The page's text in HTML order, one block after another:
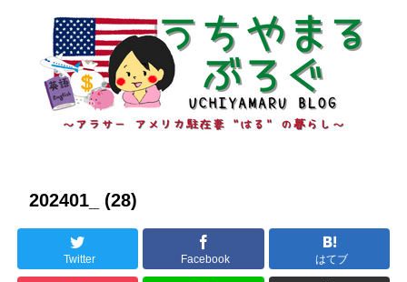
202401_ (28)
Twitter Facebook はてブ